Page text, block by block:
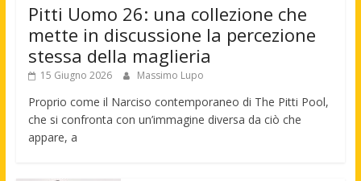
Pitti Uomo 26: una collezione che
mette in discussione la percezione
stessa della maglieria
15 Giugno 2026 Massimo Lupo
Proprio come il Narciso contemporaneo di The Pitti Pool,
che si confronta con un’immagine diversa da ciò che
appare, a